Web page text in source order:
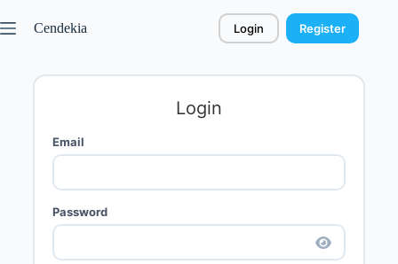
Cendekia Login Register
Login
Email
Password